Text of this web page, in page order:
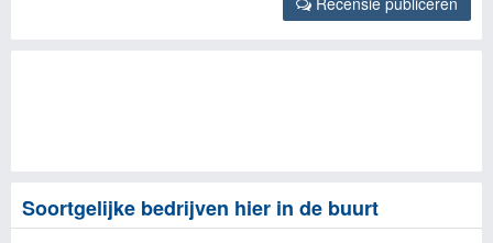
Soortgelijke bedrijven hier in de buurt